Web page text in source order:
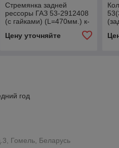
Стремянка задней
рессоры ГАЗ 53-2912408
(с гайками) (L=470мм.) к-
т 2 шт. *RIGINAL* 1159179
Цену уточняйте
год
Гомель, Беларусь